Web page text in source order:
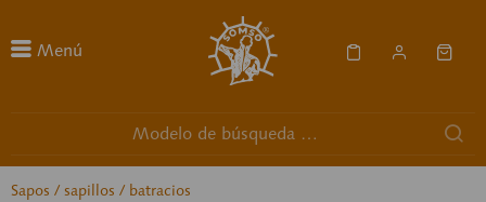
Menú
Sapos / sapillos / batracios